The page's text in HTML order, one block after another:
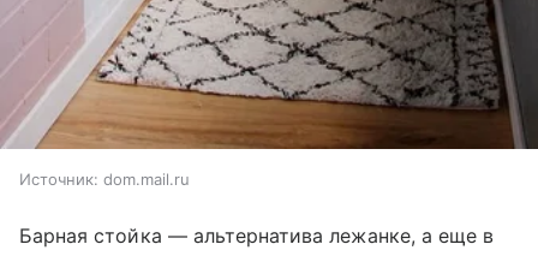
Источник: dom.mail.ru
Барная стойка — альтернатива лежанке, а еще в